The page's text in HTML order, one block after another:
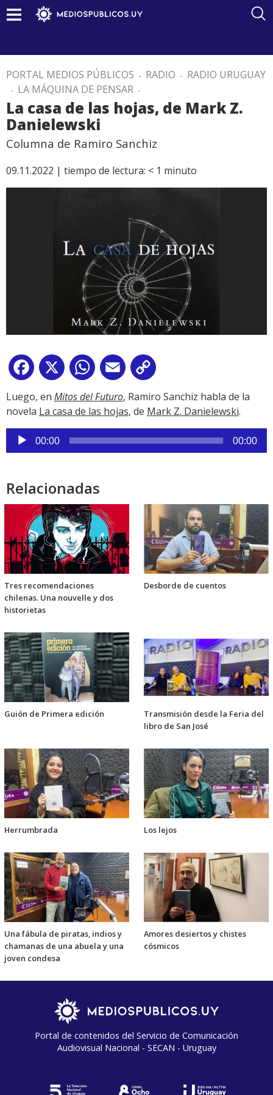
PORTAL MEDIOS PÚBLICOS . RADIO . RADIO URUGUAY
. LA MÁQUINA DE PENSAR .
La casa de las hojas, de Mark Z.
Danielewski
Columna de Ramiro Sanchiz
09.11.2022 | tiempo de lectura: < 1 minuto
Facebook
X WhatsApp
Email
Link
Luego, en Mitos del Futuro, Ramiro Sanchiz habla de la
novela La casa de las hojas, de Mark Z. Danielewski.
Reproductor
de
00:00 00:00
Relacionadas
Tres recomendaciones
chilenas. Una nouvelle y dos
historietas
Desborde de cuentos
Guión de Primera edición
Transmisión desde la Feria del
libro de San José
Herrumbrada Los lejos
Una fábula de piratas, indios y
chamanas de una abuela y una
joven condesa
Amores desiertos y chistes
cósmicos
Portal de contenidos del Servicio de Comunicación
Audiovisual Nacional - SECAN - Uruguay